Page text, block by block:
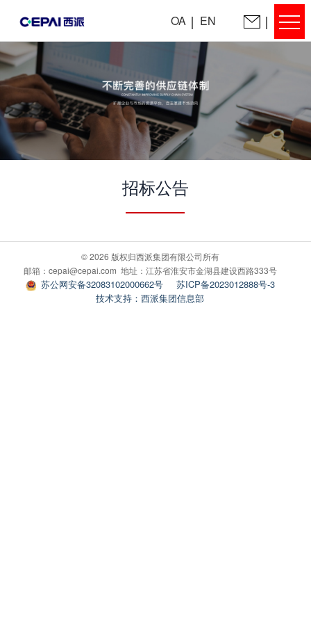
EN
OA
招标公告
© 2026 版权归西派集团有限公司所有
邮箱：cepai@cepai.com 地址：江苏省淮安市金湖县建设西路333号
苏公网安备32083102000662号
苏ICP备2023012888号-3
技术支持：西派集团信息部